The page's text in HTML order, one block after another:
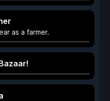
as a farmer.